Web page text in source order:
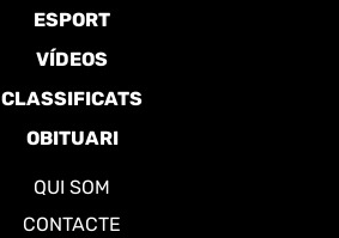
ESPORT
VÍDEOS
CLASSIFICATS
OBITUARI
QUI SOM
CONTACTE